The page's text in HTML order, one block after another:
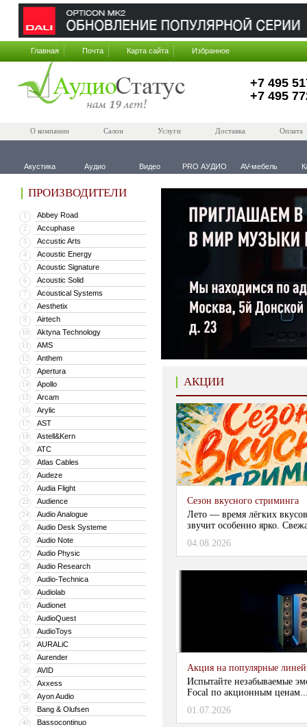
Главная Почта Карта сайта Избранное
+7 495
+7 495
О компании Салон Услуги Доставка Оплата
Акустика Аудио Видео PRO АУДИО AV-мебель
ПРОИЗВОДИТЕЛИ
1 Abbey Road
2 Accuphase
3 Accustic Arts
4 Acoustic Energy
5 Acoustic Signature
6 Acoustic Solid
7 Acoustical Systems
8 Aesthetix
9 Airtech
10 Aktyna Technology
11 AMS
12 Anthem
13 Apertura
14 Apollo
15 Arcam
16 Arylic
17 AST
18 Astell&Kern
19 ATC
20 Atlas Cables
21 Audeze
22 Audia Flight
23 Audience
24 Audio Analogue
25 Audio Desk Systeme
26 Audio Note
27 Audio Physic
28 Audio Research
29 Audio-Technica
30 Audiolab
31 Audionet
32 AudioQuest
33 AudioToys
34 AURALiC
35 Aurender
36 AVID
37 Axxess
38 Ayon Audio
39 Bang & Olufsen
40 Bassocontinuo
АКЦИИ
Сезон вкусного стриминга
Лето — время лёгких
звучит особенно ярко.
04.08.2026
Акция на популярные
Испытайте незабываемые
Focal по акционным
01.07.2026